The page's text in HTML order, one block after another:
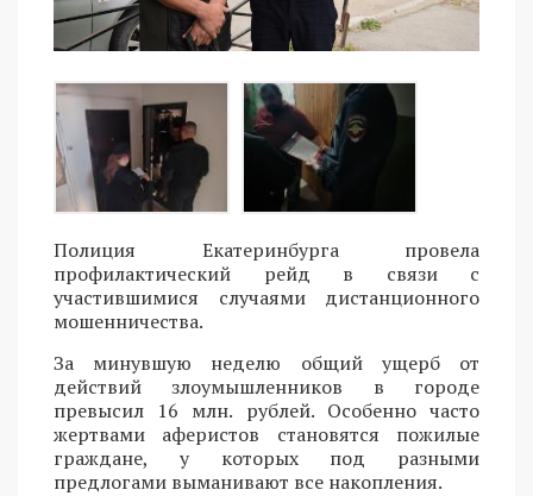
Полиция Екатеринбурга провела
профилактический рейд в связи с
участившимися случаями дистанционного
мошенничества.
За минувшую неделю общий ущерб от
действий злоумышленников в городе
превысил 16 млн. рублей. Особенно часто
жертвами аферистов становятся пожилые
граждане, у которых под разными
предлогами выманивают все накопления.